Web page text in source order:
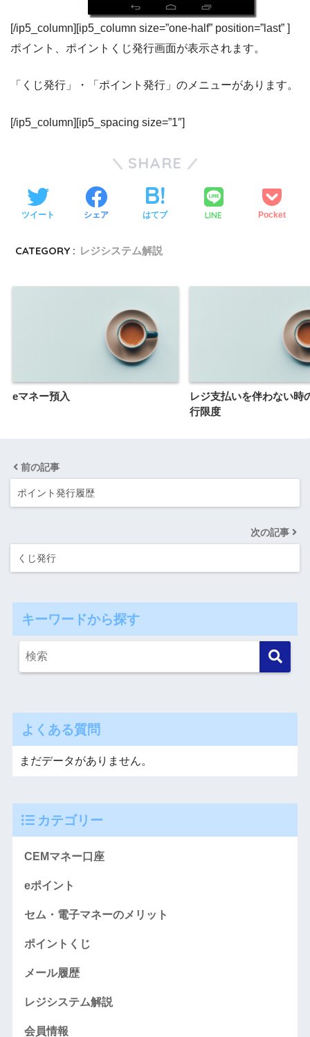
[/ip5_column][ip5_column size=”one-half” position=”last” ]
ポイント、ポイントくじ発行画面が表示されます。
「くじ発行」・「ポイント発行」のメニューがあります。
[/ip5_column][ip5_spacing size=”1″]
SHARE
ツイート シェア はてブ LINE Pocket
CATEGORY : レジシステム解説
eマネー預入
レジ支払いを伴わない時
行限度
前の記事
ポイント発行履歴
次の記事
くじ発行
キーワードから探す
よくある質問
まだデータがありません。
カテゴリー
CEMマネー口座
eポイント
セム・電子マネーのメリット
ポイントくじ
メール履歴
レジシステム解説
会員情報